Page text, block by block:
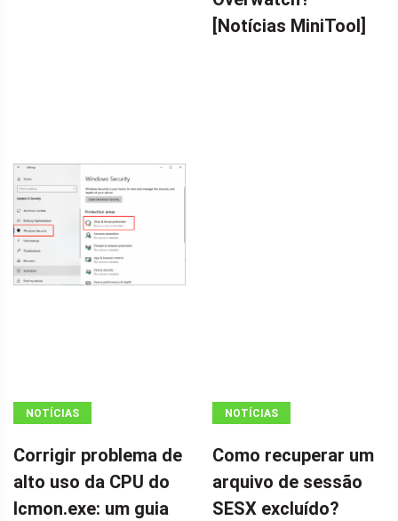
[Notícias MiniTool]
NOTÍCIAS
Corrigir problema de
alto uso da CPU do
Icmon.exe: um guia
NOTÍCIAS
Como recuperar um
arquivo de sessão
SESX excluído?